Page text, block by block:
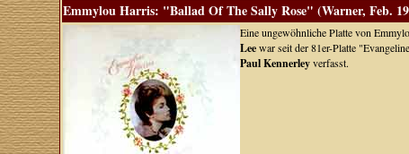
Emmylou Harris: "Ballad Of The Sally Rose" (Warner, Feb.
Eine ungewöhnliche Platte von
Leewar seit der 81er-Platte
Paul Kennerleyverfasst.